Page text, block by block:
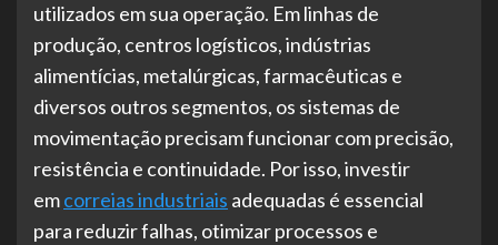
utilizados em sua operação. Em linhas de
produção, centros logísticos, indústrias
alimentícias, metalúrgicas, farmacêuticas e
diversos outros segmentos, os sistemas de
movimentação precisam funcionar com precisão,
resistência e continuidade. Por isso, investir
emcorreias industriais adequadas é essencial
para reduzir falhas, otimizar processos e